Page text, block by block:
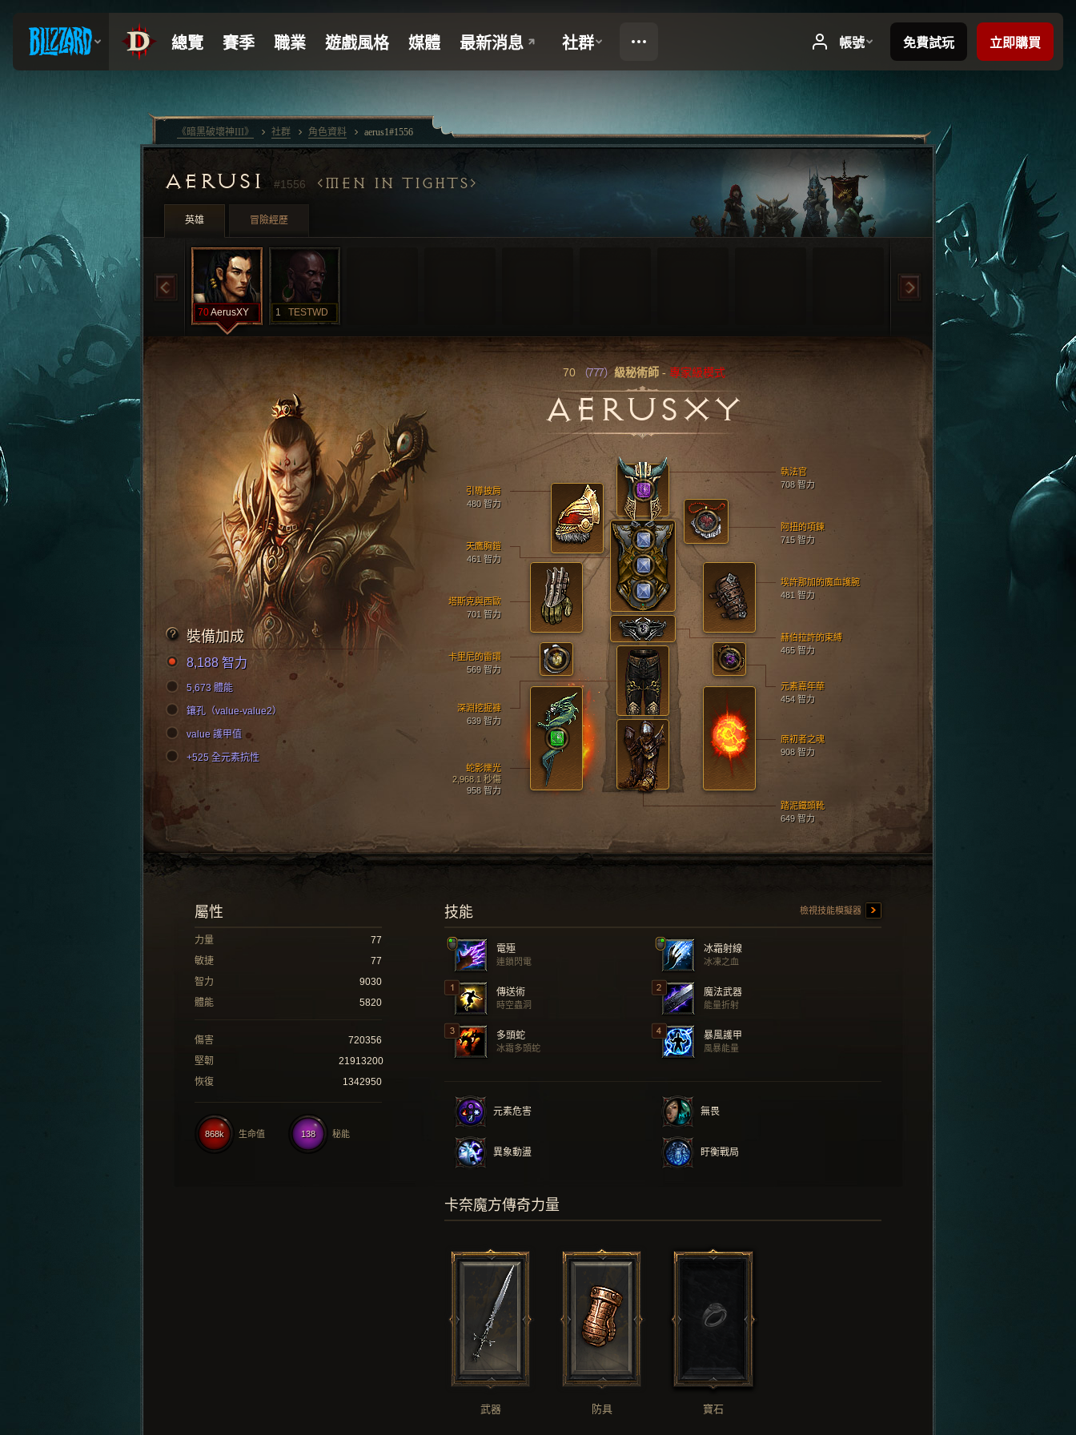
AERUS1 #1556 MEN IN TIGHTS
英雄 冒險經歷
70AerusXY 1 TESTWD
70 （777）級秘術師 - 專家級模式
AERUSXY
執法官
708 智力
天鷹胸鎧
461 智力
踏泥鐵頭靴
649 智力
塔斯克與西歐
701 智力
引導披肩
480 智力
深淵挖掘褲
639 智力
埃許那加的魔血護腕
481 智力
蛇影爍光
2,968.1 秒傷
958 智力
原初者之魂
908 智力
赫伯拉許的束縛
465 智力
元素嘉年華
454 智力
卡里尼的雷環
569 智力
阿扭的項鍊
715 智力
裝備加成
8,188 智力
5,673 體能
鑲孔（value-value2）
value 護甲值
+525 全元素抗性
技能 檢視技能模擬器
電殛
連鎖閃電
冰霜射線
冰凍之血
傳送術
時空蟲洞
魔法武器
能量折射
多頭蛇
冰霜多頭蛇
暴風護甲
風暴能量
元素危害 無畏
異象動盪 盱衡戰局
屬性
力量
77
敏捷
77
智力
9030
體能
5820
傷害
720356
堅韌
21913200
恢復
1342950
138 秘能
868k 生命值
卡奈魔方傳奇力量
武器 防具 寶石
《暗黑破壞神III》 社群 角色資料 aerus1#1556